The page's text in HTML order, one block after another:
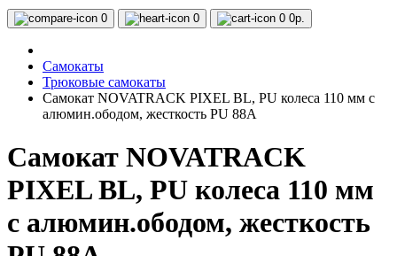
0 0 0 0р.
Самокаты
Трюковые самокаты
Самокат NOVATRACK PIXEL BL, PU колеса 110 мм с
алюмин.ободом, жесткость PU 88A
Самокат NOVATRACK
PIXEL BL, PU колеса 110 мм
с алюмин.ободом, жесткость